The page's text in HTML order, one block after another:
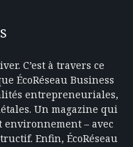
C’est à travers ce
ÉcoRéseau Business
entrepreneuriales,
Un magazine qui
– avec
Enfin, ÉcoRéseau